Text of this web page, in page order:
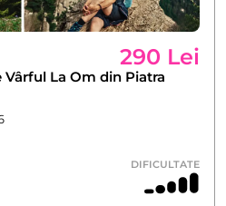
290 Lei
La Om din Piatra
DIFICULTATE